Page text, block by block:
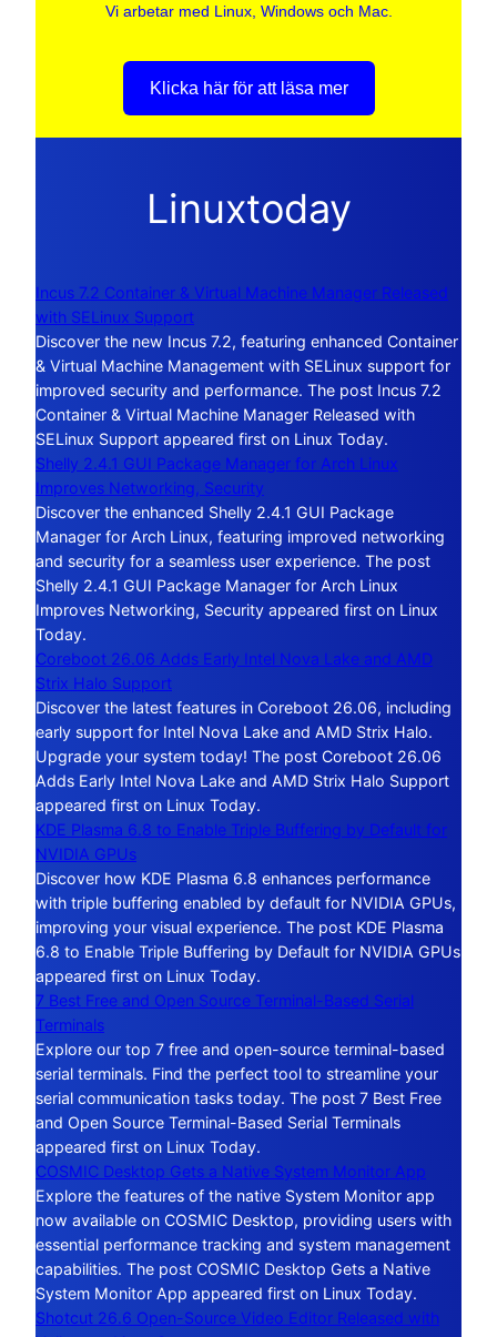
Vi arbetar med Linux, Windows och Mac.
Klicka här för att läsa mer
Linuxtoday
Incus 7.2 Container & Virtual Machine Manager Released
with SELinux Support
Discover the new Incus 7.2, featuring enhanced Container
& Virtual Machine Management with SELinux support for
improved security and performance. The post Incus 7.2
Container & Virtual Machine Manager Released with
SELinux Support appeared first on Linux Today.
Shelly 2.4.1 GUI Package Manager for Arch Linux
Improves Networking, Security
Discover the enhanced Shelly 2.4.1 GUI Package
Manager for Arch Linux, featuring improved networking
and security for a seamless user experience. The post
Shelly 2.4.1 GUI Package Manager for Arch Linux
Improves Networking, Security appeared first on Linux
Today.
Coreboot 26.06 Adds Early Intel Nova Lake and AMD
Strix Halo Support
Discover the latest features in Coreboot 26.06, including
early support for Intel Nova Lake and AMD Strix Halo.
Upgrade your system today! The post Coreboot 26.06
Adds Early Intel Nova Lake and AMD Strix Halo Support
appeared first on Linux Today.
KDE Plasma 6.8 to Enable Triple Buffering by Default for
NVIDIA GPUs
Discover how KDE Plasma 6.8 enhances performance
with triple buffering enabled by default for NVIDIA GPUs,
improving your visual experience. The post KDE Plasma
6.8 to Enable Triple Buffering by Default for NVIDIA GPUs
appeared first on Linux Today.
7 Best Free and Open Source Terminal-Based Serial
Terminals
Explore our top 7 free and open-source terminal-based
serial terminals. Find the perfect tool to streamline your
serial communication tasks today. The post 7 Best Free
and Open Source Terminal-Based Serial Terminals
appeared first on Linux Today.
COSMIC Desktop Gets a Native System Monitor App
Explore the features of the native System Monitor app
now available on COSMIC Desktop, providing users with
essential performance tracking and system management
capabilities. The post COSMIC Desktop Gets a Native
System Monitor App appeared first on Linux Today.
Shotcut 26.6 Open-Source Video Editor Released with